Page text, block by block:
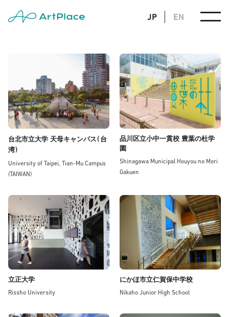
JP EN
台北市立大学 天母キャンパス( 台
湾)
University of Taipei, Tian-Mu Campus
(TAIWAN)
品川区立小中一貫校 豊葉の杜学
園
Shinagawa Municipal Houyou no Mori
Gakuen
立正大学
Rissho University
にかほ市立仁賀保中学校
Nikaho Junior High School